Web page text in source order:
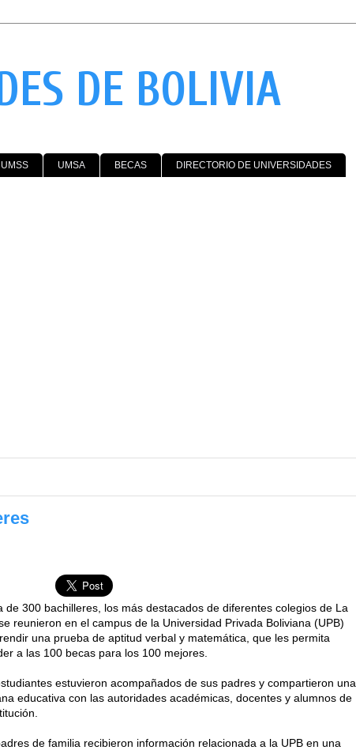
DE BOLIVIA
UMSS UMSA BECAS DIRECTORIO DE UNIVERSIDADES
de 300 bachilleres, los más destacados de diferentes colegios de La
reunieron en el campus de la Universidad Privada Boliviana (UPB)
una prueba de aptitud verbal y matemática, que les permita
a las 100 becas para los 100 mejores.
estuvieron acompañados de sus padres y compartieron una
educativa con las autoridades académicas, docentes y alumnos de
de familia recibieron información relacionada a la UPB en una